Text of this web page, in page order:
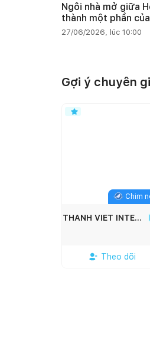
Ngôi nhà mở giữa
thành một phần
27/06/2026, lúc 10:00
Gợi ý chuyên
Chim
THANH VIET INTERIOR
Theo dõi